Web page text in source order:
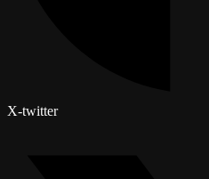
X-twitter